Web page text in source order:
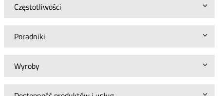
Częstotliwości
Poradniki
Wyroby